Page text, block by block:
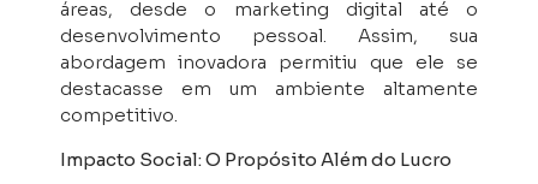
áreas, desde o marketing digital até o
desenvolvimento pessoal. Assim, sua
abordagem inovadora permitiu que ele se
destacasse em um ambiente altamente
competitivo.
Impacto Social: O Propósito Além do Lucro